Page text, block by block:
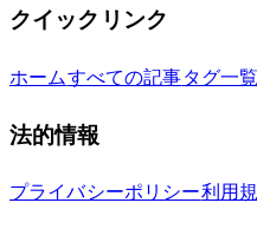
クイックリンク
ホームすべての記事タグ一覧
法的情報
プライバシーポリシー利用